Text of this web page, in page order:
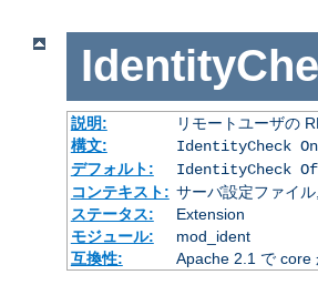
説明:
リモートユーザの
構文:
IdentityCheck
デフォルト:
IdentityCheck
コンテキスト: サーバ設定ファイ
ステータス:
Extension
モジュール:
mod_ident
互換性:
Apache 2.1 で core